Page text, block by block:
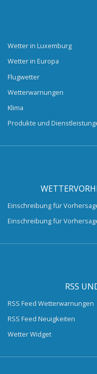
Wetter in Luxemburg
Wetter in Europa
Flugwetter
Wetterwarnungen
Klima
Produkte und
Einschreibung für
Einschreibung für
RSS
RSS Feed Wetterwarnungen
RSS Feed Neuigkeiten
Wetter Widget